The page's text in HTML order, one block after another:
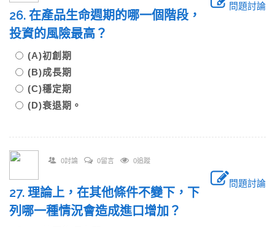
問題討論
26. 在產品生命週期的哪一個階段，
投資的風險最高？
(A)初創期
(B)成長期
(C)穩定期
(D)衰退期。
0討論 0留言 0追蹤
問題討論
27. 理論上，在其他條件不變下，下
列哪一種情況會造成進口增加？